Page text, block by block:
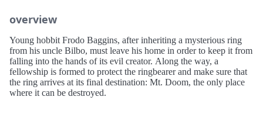
overview
Young hobbit Frodo Baggins, after inheriting a mysterious ring
from his uncle Bilbo, must leave his home in order to keep it from
falling into the hands of its evil creator. Along the way, a
fellowship is formed to protect the ringbearer and make sure that
the ring arrives at its final destination: Mt. Doom, the only place
where it can be destroyed.